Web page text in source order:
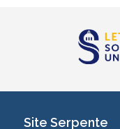
Site Serpente